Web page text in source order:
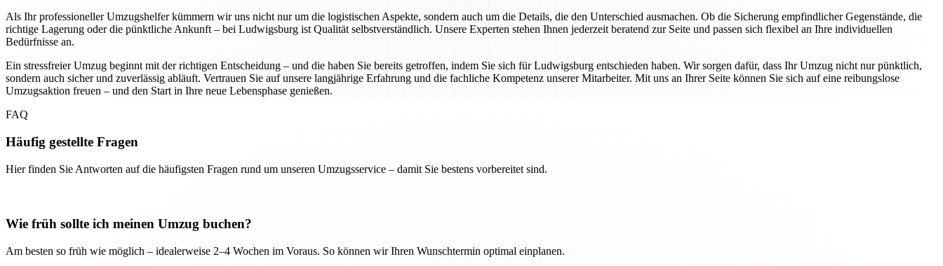
Als Ihr professioneller Umzugshelfer kümmern wir uns nicht nur um die logistischen Aspekte, sondern auch um die Details, die den Unterschied ausmachen. Ob die Sicherung empfindlicher Gegenstände, die
richtige Lagerung oder die pünktliche Ankunft – bei Ludwigsburg ist Qualität selbstverständlich. Unsere Experten stehen Ihnen jederzeit beratend zur Seite und passen sich flexibel an Ihre individuellen
Bedürfnisse an.
Ein stressfreier Umzug beginnt mit der richtigen Entscheidung – und die haben Sie bereits getroffen, indem Sie sich für Ludwigsburg entschieden haben. Wir sorgen dafür, dass Ihr Umzug nicht nur pünktlich,
sondern auch sicher und zuverlässig abläuft. Vertrauen Sie auf unsere langjährige Erfahrung und die fachliche Kompetenz unserer Mitarbeiter. Mit uns an Ihrer Seite können Sie sich auf eine reibungslose
Umzugsaktion freuen – und den Start in Ihre neue Lebensphase genießen.
FAQ
Häufig gestellte Fragen
Hier finden Sie Antworten auf die häufigsten Fragen rund um unseren Umzugsservice – damit Sie bestens vorbereitet sind.
Wie früh sollte ich meinen Umzug buchen?
Am besten so früh wie möglich – idealerweise 2–4 Wochen im Voraus. So können wir Ihren Wunschtermin optimal einplanen.